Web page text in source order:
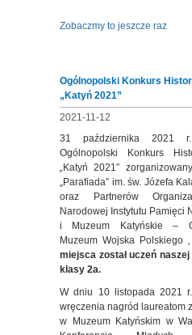
Zobaczmy to jeszcze raz
Ogólnopolski Konkurs
„Katyń 2021”
2021-11-12
31 października 2021 r.
Ogólnopolski Konkurs
„Katyń 2021”
„Parafiada” im. św. Józefa
oraz Partnerów
Narodowej Instytutu Pamięci
i Muzeum Katyńskie –
Muzeum Wojska Polskiego,
miejsca został uczeń
klasy 2a.
W dniu 10 listopada 2021
wręczenia nagród laureatom
w Muzeum Katyńskim w